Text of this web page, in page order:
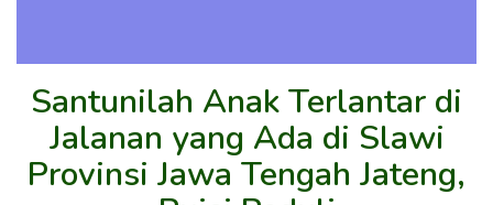
Santunilah Anak Terlantar di
Jalanan yang Ada di Slawi
Provinsi Jawa Tengah Jateng,